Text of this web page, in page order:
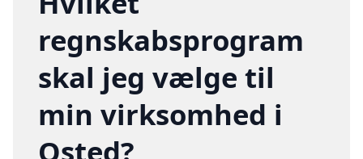
regnskabsprogram
skal jeg vælge til
min virksomhed i